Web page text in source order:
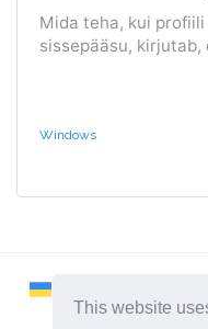
This website
Mida teha, kui
sissepääsu,
Windows